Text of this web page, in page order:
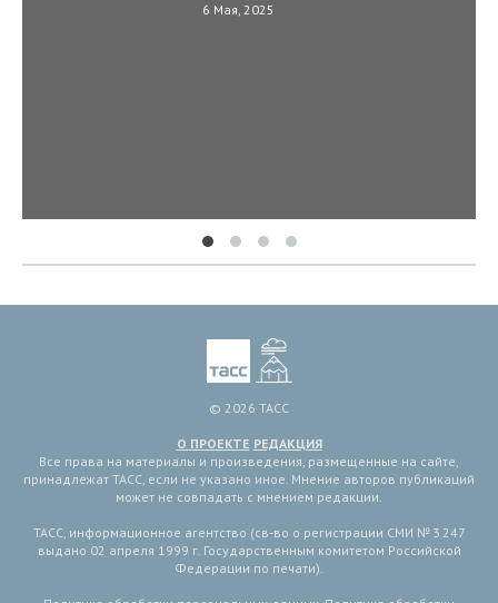
6 Мая, 2025
© 2026 ТАСС
О ПРОЕКТЕ РЕДАКЦИЯ
Все права на материалы и произведения, размещенные на сайте,
принадлежат ТАСС, если не указано иное. Мнение авторов публикаций
может не совпадать с мнением редакции.
ТАСС, информационное агентство (св-во о регистрации СМИ № 3 247
выдано 02 апреля 1999 г. Государственным комитетом Российской
Федерации по печати).